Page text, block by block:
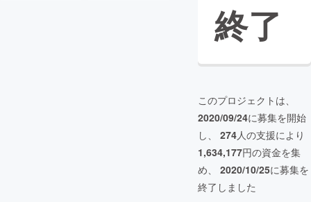
終了
このプロジェクトは、
2020/09/24に募集を開始
し、 274人の支援により
1,634,177円の資金を集
め、 2020/10/25に募集を
終了しました